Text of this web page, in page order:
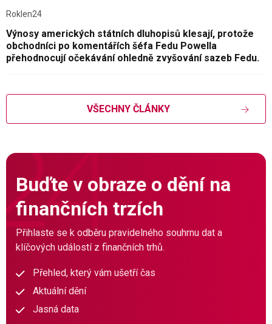
Roklen24
Výnosy amerických státních dluhopisů klesají, protože
obchodníci po komentářích šéfa Fedu Powella
přehodnocují očekávání ohledně zvyšování sazeb Fedu.
VŠECHNY ČLÁNKY
Buďte v obraze o dění na
finančních trzích
Přihlaste se k odběru pravidelného souhrnu dat a
klíčových událostí z finančních trhů.
Přehled, který vám ušetří čas
Aktuální dění
Jasná data